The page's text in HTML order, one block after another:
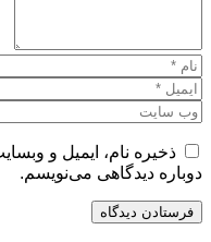
ذخیره نام، ایمیل و
دوباره دیدگاهی می‌نویسم.